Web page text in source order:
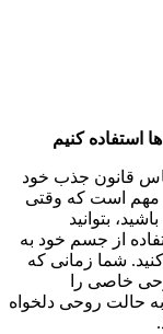
استفاده کنیم
قانون جذب خود
مهم است که وقتی
بتوانید
از جسم خود به
شما زمانی که
خاصی را
به حالت روحی دلخواه